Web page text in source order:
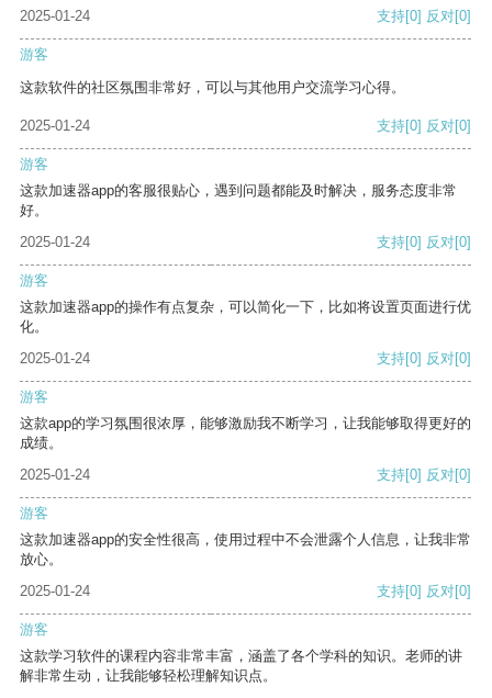
2025-01-24 支持[0] 反对[0]
游客
这款软件的社区氛围非常好，可以与其他用户交流学习心得。
2025-01-24 支持[0] 反对[0]
游客
这款加速器app的客服很贴心，遇到问题都能及时解决，服务态度非常
好。
2025-01-24
支持[0] 反对[0]
游客
这款加速器app的操作有点复杂，可以简化一下，比如将设置页面进行优
化。
2025-01-24
支持[0] 反对[0]
游客
这款app的学习氛围很浓厚，能够激励我不断学习，让我能够取得更好的
成绩。
2025-01-24
支持[0] 反对[0]
游客
这款加速器app的安全性很高，使用过程中不会泄露个人信息，让我非常
放心。
2025-01-24
支持[0] 反对[0]
游客
这款学习软件的课程内容非常丰富，涵盖了各个学科的知识。老师的讲
解非常生动，让我能够轻松理解知识点。